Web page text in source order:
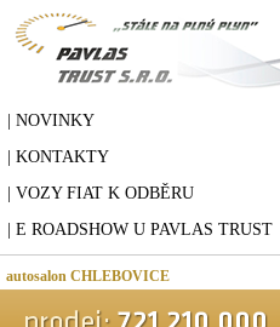
| NOVINKY
| KONTAKTY
| VOZY FIAT K ODBĚRU
| E ROADSHOW U PAVLAS TRUST
autosalon CHLEBOVICE